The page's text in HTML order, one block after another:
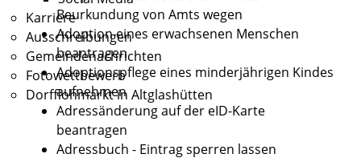
Karriere
Ausschreibungen
Gemeindenachrichten
Fotowettbewerb
Dorfflohmarkt in Altglashütten
Beurkundung von Amts wegen
Adoption eines erwachsenen Menschen
beantragen
Adoptionspflege eines minderjährigen Kindes
aufnehmen
Adressänderung auf der eID-Karte
beantragen
Adressbuch - Eintrag sperren lassen